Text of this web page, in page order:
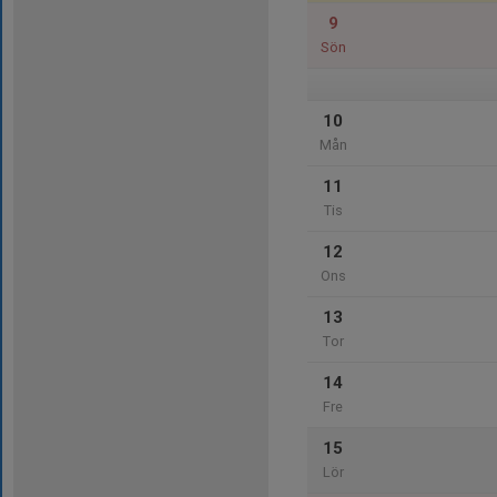
9
Sön
10
Mån
11
Tis
12
Ons
13
Tor
14
Fre
15
Lör